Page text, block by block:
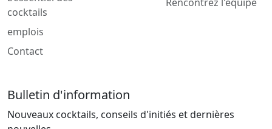
cocktails
emplois
Contact
Bulletin d'information
Nouveaux cocktails, conseils d'initiés et dernières